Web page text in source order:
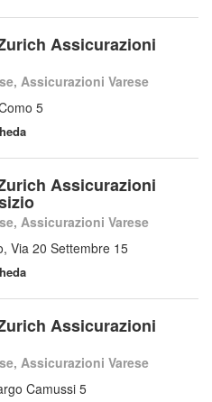
Assicurazioni
Assicurazioni Varese
5
Assicurazioni
Assicurazioni Varese
Via 20 Settembre 15
Assicurazioni
Assicurazioni Varese
Camussi 5